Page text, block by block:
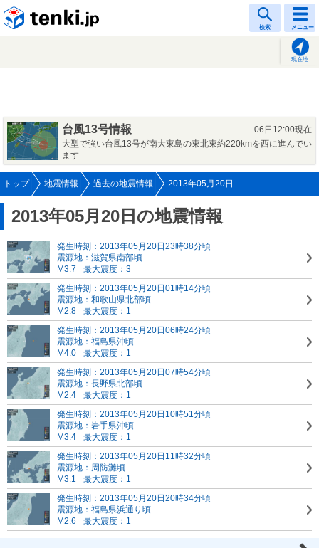
検索 メニュー
現在地
台風13号情報
06日12:00現在
大型で強い台風13号が南大東島の東北東約220kmを西に進んでい
ます
トップ 地震情報 過去の地震情報 2013年05月20日
2013年05月20日の地震情報
発生時刻：2013年05月20日23時38分頃
震源地：滋賀県南部頃
M3.7
最大震度：3
発生時刻：2013年05月20日01時14分頃
震源地：和歌山県北部頃
M2.8
最大震度：1
発生時刻：2013年05月20日06時24分頃
震源地：福島県沖頃
M4.0
最大震度：1
発生時刻：2013年05月20日07時54分頃
震源地：長野県北部頃
M2.4
最大震度：1
発生時刻：2013年05月20日10時51分頃
震源地：岩手県沖頃
M3.4
最大震度：1
発生時刻：2013年05月20日11時32分頃
震源地：周防灘頃
M3.1
最大震度：1
発生時刻：2013年05月20日20時34分頃
震源地：福島県浜通り頃
M2.6
最大震度：1